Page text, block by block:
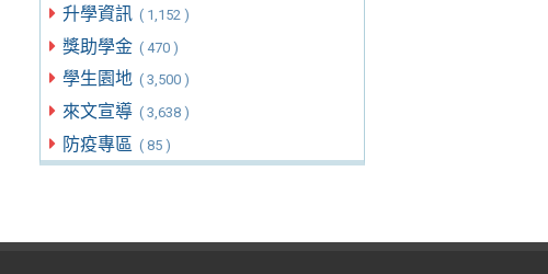
升學資訊 ( 1,152 )
獎助學金 ( 470 )
學生園地 ( 3,500 )
來文宣導 ( 3,638 )
防疫專區 ( 85 )